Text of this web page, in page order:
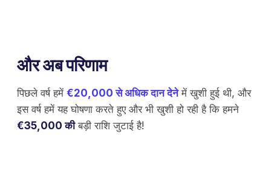
और अब परिणाम
पिछले वर्ष हमें €​​20,000 से अधिक दान देनेमें खुशी हुई थी, और
इस वर्ष हमें यह घोषणा करते हुए और भी खुशी हो रही है कि हमने
€35,000 कीबड़ी राशि जुटाई है!